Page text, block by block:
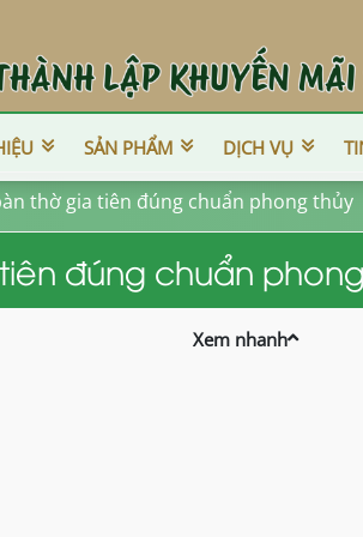
KỶ NIỆM 10
SẢN PHẨM DỊCH VỤ
thờ gia tiên đúng chuẩn phong thủy
đúng chuẩn
Xem nhanh